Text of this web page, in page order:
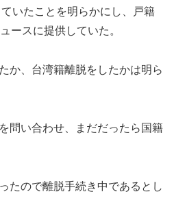
いたことを明らかにし、戸籍
ースに提供していた。
か、台湾籍離脱をしたかは明ら
問い合わせ、まだだったら国籍
たので離脱手続き中であるとし